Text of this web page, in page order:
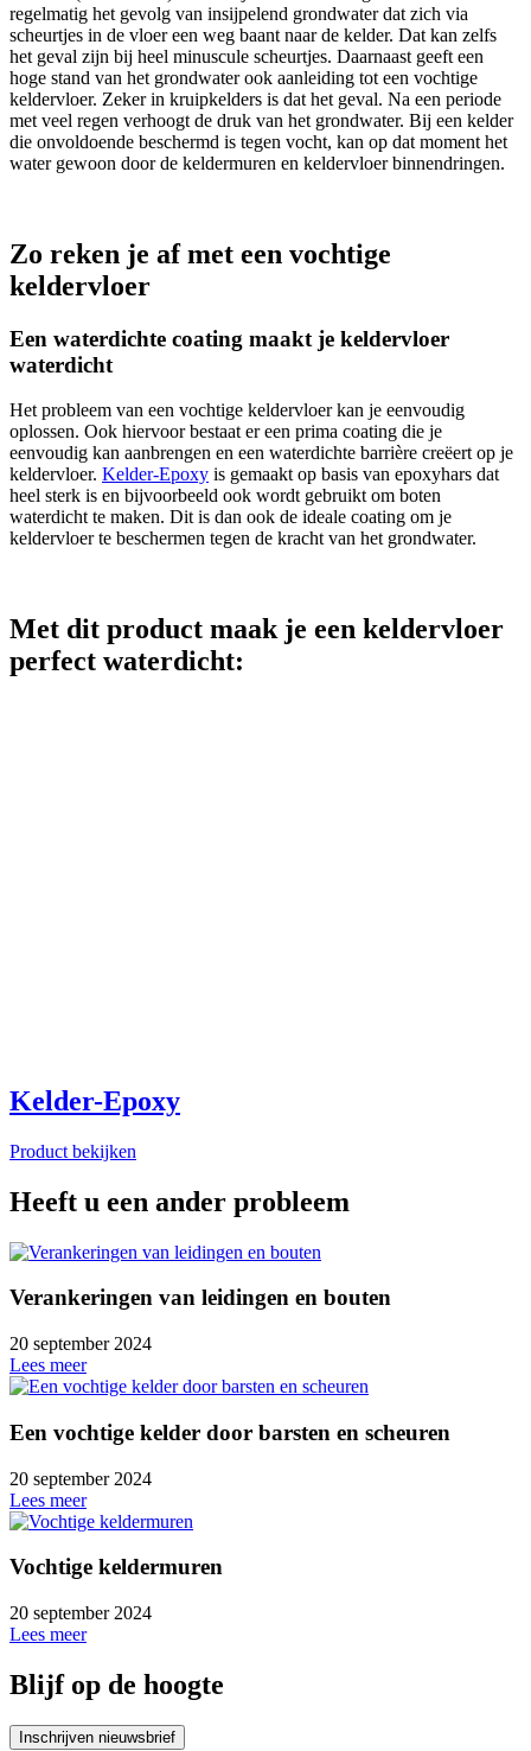
regelmatig het gevolg van insijpelend grondwater dat zich via
scheurtjes in de vloer een weg baant naar de kelder. Dat kan zelfs
het geval zijn bij heel minuscule scheurtjes. Daarnaast geeft een
hoge stand van het grondwater ook aanleiding tot een vochtige
keldervloer. Zeker in kruipkelders is dat het geval. Na een periode
met veel regen verhoogt de druk van het grondwater. Bij een kelder
die onvoldoende beschermd is tegen vocht, kan op dat moment het
water gewoon door de keldermuren en keldervloer binnendringen.
Zo reken je af met een vochtige
keldervloer
Een waterdichte coating maakt je keldervloer
waterdicht
Het probleem van een vochtige keldervloer kan je eenvoudig
oplossen. Ook hiervoor bestaat er een prima coating die je
eenvoudig kan aanbrengen en een waterdichte barrière creëert op je
keldervloer. Kelder-Epoxy is gemaakt op basis van epoxyhars dat
heel sterk is en bijvoorbeeld ook wordt gebruikt om boten
waterdicht te maken. Dit is dan ook de ideale coating om je
keldervloer te beschermen tegen de kracht van het grondwater.
Met dit product maak je een keldervloer
perfect waterdicht:
Kelder-Epoxy
Product bekijken
Heeft u een ander probleem
Verankeringen van leidingen en bouten
20 september 2024
Lees meer
Een vochtige kelder door barsten en scheuren
20 september 2024
Lees meer
Vochtige keldermuren
20 september 2024
Lees meer
Blijf op de hoogte
Inschrijven nieuwsbrief